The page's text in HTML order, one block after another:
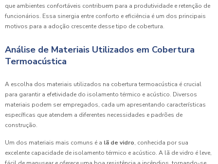
que ambientes confortáveis contribuem para a produtividade e retenção de
funcionários. Essa sinergia entre conforto e eficiência é um dos principais
motivos para a adoção crescente desse tipo de cobertura.
Análise de Materiais Utilizados em Cobertura
Termoacústica
A escolha dos materiais utilizados na cobertura termoacústica é crucial
para garantir a efetividade do isolamento térmico e acústico. Diversos
materiais podem ser empregados, cada um apresentando características
específicas que atendem a diferentes necessidades e padrões de
construção.
Um dos materiais mais comuns é a lã de vidro, conhecida por sua
excelente capacidade de isolamento térmico e acústico. A lã de vidro é leve,